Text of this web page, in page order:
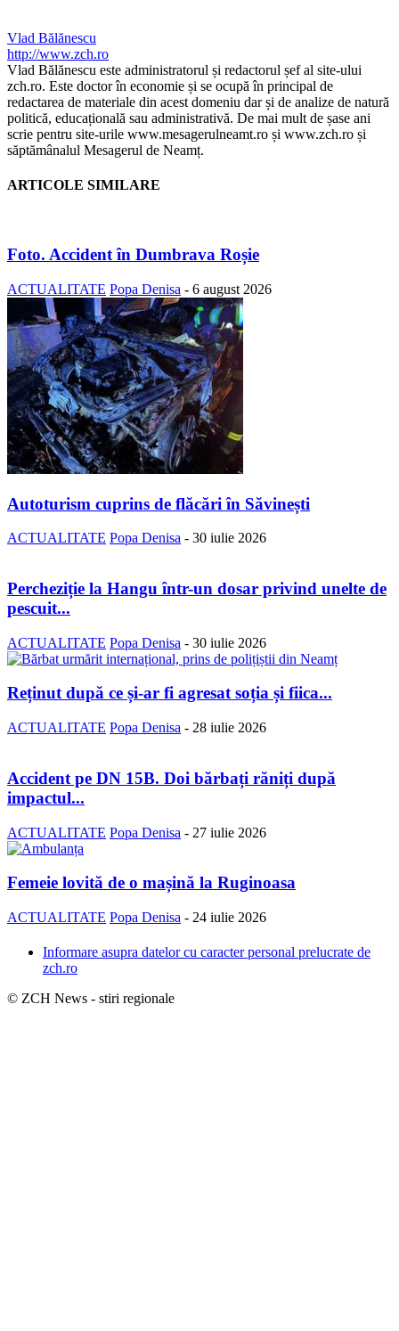
Vlad Bălănescu
http://www.zch.ro
Vlad Bălănescu este administratorul și redactorul șef al site-ului
zch.ro. Este doctor în economie și se ocupă în principal de
redactarea de materiale din acest domeniu dar și de analize de natură
politică, educațională sau administrativă. De mai mult de șase ani
scrie pentru site-urile www.mesagerulneamt.ro și www.zch.ro și
săptămânalul Mesagerul de Neamț.
ARTICOLE SIMILARE
Foto. Accident în Dumbrava Roșie
ACTUALITATE Popa Denisa - 6 august 2026
Autoturism cuprins de flăcări în Săvinești
ACTUALITATE Popa Denisa - 30 iulie 2026
Percheziție la Hangu într-un dosar privind unelte de
pescuit...
ACTUALITATE Popa Denisa - 30 iulie 2026
Reținut după ce și-ar fi agresat soția și fiica...
ACTUALITATE Popa Denisa - 28 iulie 2026
Accident pe DN 15B. Doi bărbați răniți după
impactul...
ACTUALITATE Popa Denisa - 27 iulie 2026
Femeie lovită de o mașină la Ruginoasa
ACTUALITATE Popa Denisa - 24 iulie 2026
Informare asupra datelor cu caracter personal prelucrate de
zch.ro
© ZCH News - stiri regionale